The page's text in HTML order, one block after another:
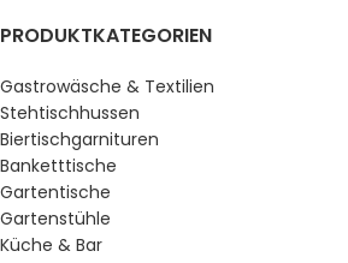
PRODUKTKATEGORIEN
Gastrowäsche & Textilien
Stehtischhussen
Biertischgarnituren
Banketttische
Gartentische
Gartenstühle
Küche & Bar